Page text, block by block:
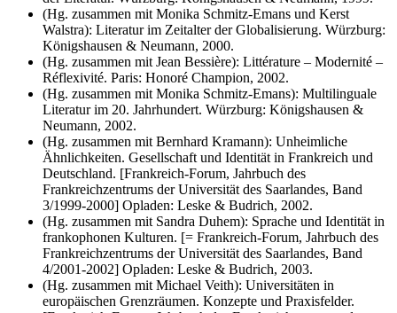
(Hg. zusammen mit Monika Schmitz-Emans und Kerst
Walstra): Literatur im Zeitalter der Globalisierung. Würzburg:
Königshausen & Neumann, 2000.
(Hg. zusammen mit Jean Bessière): Littérature – Modernité –
Réflexivité. Paris: Honoré Champion, 2002.
(Hg. zusammen mit Monika Schmitz-Emans): Multilinguale
Literatur im 20. Jahrhundert. Würzburg: Königshausen &
Neumann, 2002.
(Hg. zusammen mit Bernhard Kramann): Unheimliche
Ähnlichkeiten. Gesellschaft und Identität in Frankreich und
Deutschland. [Frankreich-Forum, Jahrbuch des
Frankreichzentrums der Universität des Saarlandes, Band
3/1999-2000] Opladen: Leske & Budrich, 2002.
(Hg. zusammen mit Sandra Duhem): Sprache und Identität in
frankophonen Kulturen. [= Frankreich-Forum, Jahrbuch des
Frankreichzentrums der Universität des Saarlandes, Band
4/2001-2002] Opladen: Leske & Budrich, 2003.
(Hg. zusammen mit Michael Veith): Universitäten in
europäischen Grenzräumen. Konzepte und Praxisfelder.